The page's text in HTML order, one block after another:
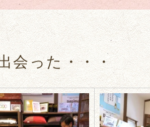
会った・・・